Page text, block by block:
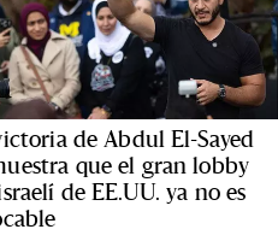
de Abdul El-Sayed
que el gran lobby
de EE.UU. ya no es